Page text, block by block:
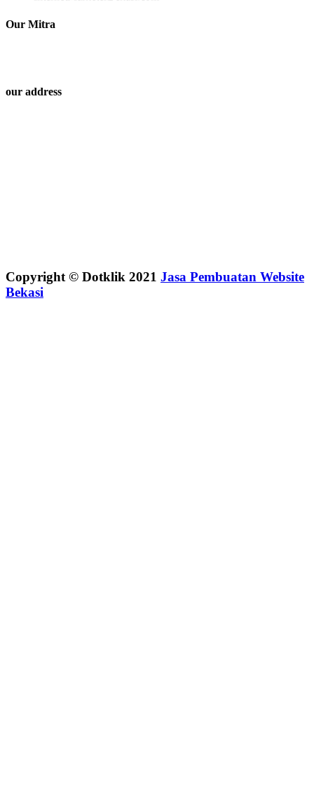
Our Mitra
our address
Copyright © Dotklik 2021 Jasa Pembuatan Website
Bekasi